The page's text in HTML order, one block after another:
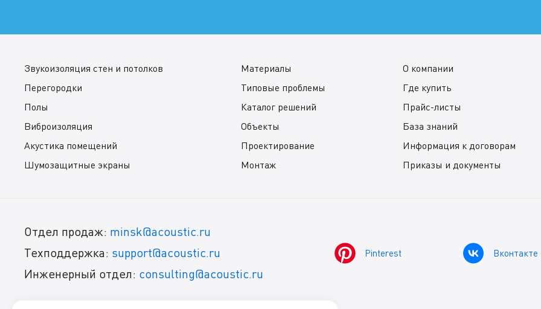
Звукоизоляция стен и потолков
Перегородки
Полы
Виброизоляция
Акустика помещений
Шумозащитные экраны
Материалы
Типовые проблемы
Каталог решений
Объекты
Проектирование
Монтаж
О компании
Где купить
Прайс-листы
База знаний
Информация к договорам
Приказы и документы
Отдел продаж: minsk@acoustic.ru
Техподдержка: support@acoustic.ru
Инженерный отдел: consulting@acoustic.ru
Pinterest Вконтакте